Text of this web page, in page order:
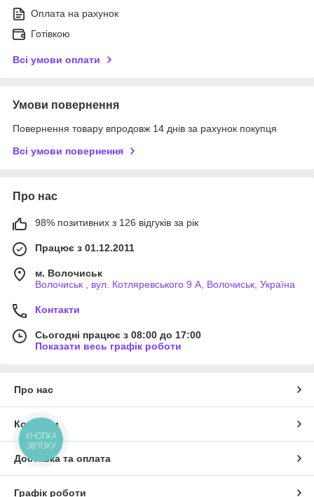
Оплата на рахунок
Готівкою
Всі умови оплати
Умови повернення
Повернення товару впродовж 14 днів за рахунок покупця
Всі умови повернення
Про нас
98% позитивних з 126 відгуків за рік
Працює з 01.12.2011
м. Волочиськ
Волочиськ , вул. Котляревського 9 А, Волочиськ, Україна
Контакти
Сьогодні працює з 08:00 до 17:00
Показати весь графік роботи
Про нас
Контакти
Доставка та оплата
Графік роботи
КНОПКА
ЗВ'ЯЗКУ